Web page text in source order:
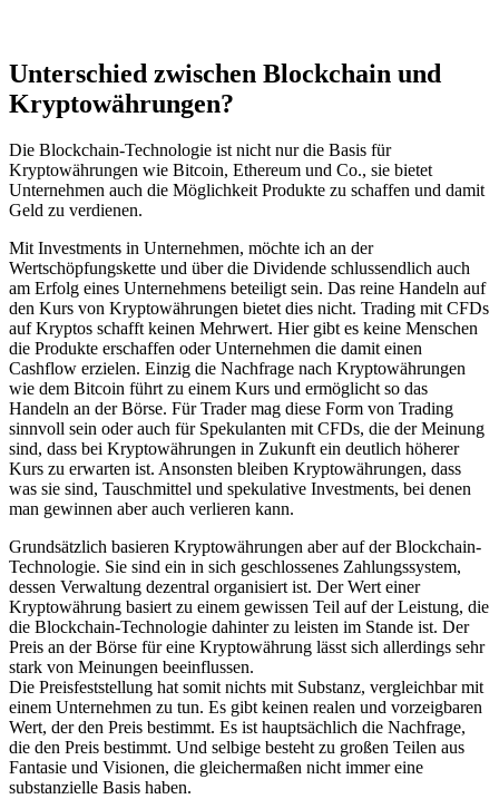
Unterschied zwischen Blockchain und
Kryptowährungen?
Die Blockchain-Technologie ist nicht nur die Basis für
Kryptowährungen wie Bitcoin, Ethereum und Co., sie bietet
Unternehmen auch die Möglichkeit Produkte zu schaffen und damit
Geld zu verdienen.
Mit Investments in Unternehmen, möchte ich an der
Wertschöpfungskette und über die Dividende schlussendlich auch
am Erfolg eines Unternehmens beteiligt sein. Das reine Handeln auf
den Kurs von Kryptowährungen bietet dies nicht. Trading mit CFDs
auf Kryptos schafft keinen Mehrwert. Hier gibt es keine Menschen
die Produkte erschaffen oder Unternehmen die damit einen
Cashflow erzielen. Einzig die Nachfrage nach Kryptowährungen
wie dem Bitcoin führt zu einem Kurs und ermöglicht so das
Handeln an der Börse. Für Trader mag diese Form von Trading
sinnvoll sein oder auch für Spekulanten mit CFDs, die der Meinung
sind, dass bei Kryptowährungen in Zukunft ein deutlich höherer
Kurs zu erwarten ist. Ansonsten bleiben Kryptowährungen, dass
was sie sind, Tauschmittel und spekulative Investments, bei denen
man gewinnen aber auch verlieren kann.
Grundsätzlich basieren Kryptowährungen aber auf der Blockchain-
Technologie. Sie sind ein in sich geschlossenes Zahlungssystem,
dessen Verwaltung dezentral organisiert ist. Der Wert einer
Kryptowährung basiert zu einem gewissen Teil auf der Leistung, die
die Blockchain-Technologie dahinter zu leisten im Stande ist. Der
Preis an der Börse für eine Kryptowährung lässt sich allerdings sehr
stark von Meinungen beeinflussen.
Die Preisfeststellung hat somit nichts mit Substanz, vergleichbar mit
einem Unternehmen zu tun. Es gibt keinen realen und vorzeigbaren
Wert, der den Preis bestimmt. Es ist hauptsächlich die Nachfrage,
die den Preis bestimmt. Und selbige besteht zu großen Teilen aus
Fantasie und Visionen, die gleichermaßen nicht immer eine
substanzielle Basis haben.